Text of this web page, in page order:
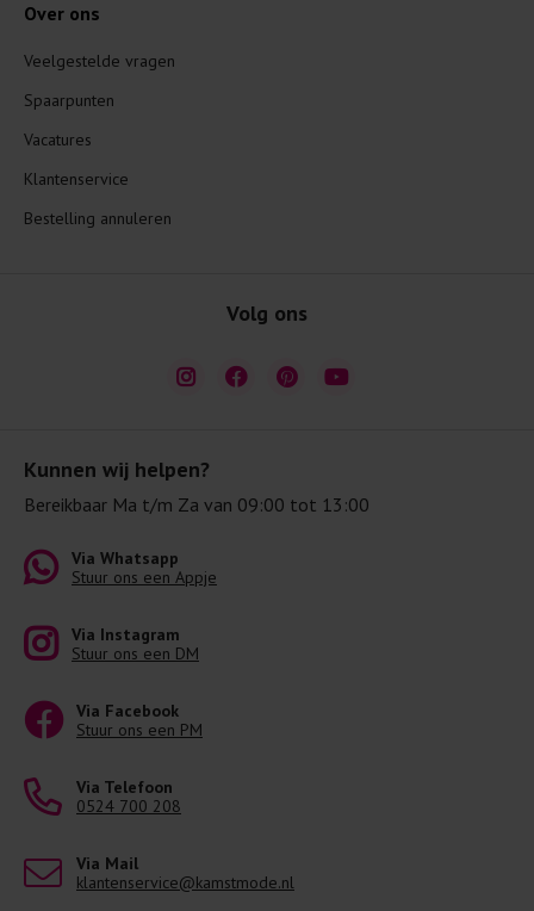
Kunnen wij helpen?
Bereikbaar Ma t/m Za van 09:00 tot 13:00
Via Whatsapp
Stuur ons een Appje
Via Instagram
Stuur ons een DM
Via Facebook
Stuur ons een PM
Via Telefoon
0524 700 208
Via Mail
klantenservice@kamstmode.nl
Over ons
Veelgestelde vragen
Spaarpunten
Vacatures
Klantenservice
Bestelling annuleren
Volg ons